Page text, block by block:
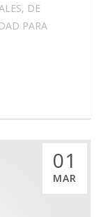
DE
PARA
01
MAR